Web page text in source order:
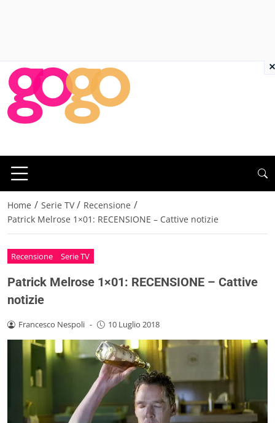
Home / Serie TV / Recensione /
Patrick Melrose 1×01: RECENSIONE – Cattive notizie
Recensione Serie TV
Patrick Melrose 1×01: RECENSIONE – Cattive
notizie
Francesco Nespoli - 10 Luglio 2018
×